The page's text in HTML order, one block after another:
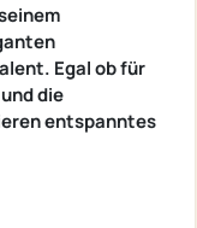
Egal ob für
die
entspanntes